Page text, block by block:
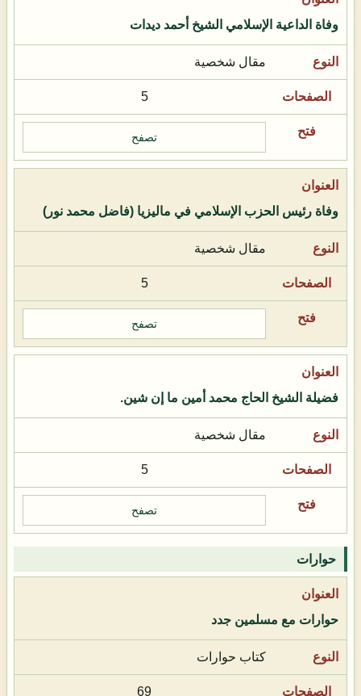
وفاة الداعية الإسلامي الشيخ أحمد ديدات
مقال شخصية
5
تصفح
وفاة رئيس الحزب الإسلامي في ماليزيا (فاضل محمد نور)
مقال شخصية
5
تصفح
فضيلة الشيخ الحاج محمد أمين ما إن شين.
مقال شخصية
5
تصفح
حوارات
حوارات مع مسلمين جدد
كتاب حوارات
69